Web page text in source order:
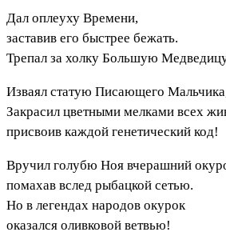
Дал оплеуху Времени,
заставив его быстрее бежать.
Трепал за холку Большую
Изваял статую Писающего
Закрасил цветными мелками всех
присвоив каждой генетический код!
Вручил голубю Ноя вчерашний
помахав вслед рыбацкой сетью.
Но в легендах народов окурок
оказался оливковой ветвью!